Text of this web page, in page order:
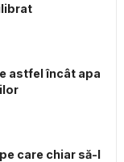
astfel încât apa
care chiar să-l